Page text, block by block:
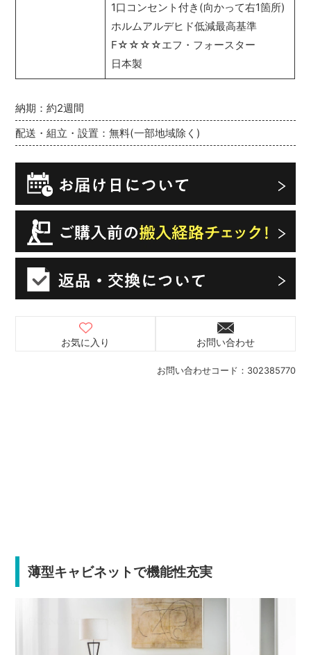
お問い合わせコード： 302385770
納期：約2週間
配送・組立・設置：無料(一部地域除く)
お気に入り お問い合わせ
薄型キャビネットで機能性充実
1口コンセント付き(向かって右1箇所)
ホルムアルデヒド低減最高基準
F☆☆☆☆エフ・フォースター
日本製